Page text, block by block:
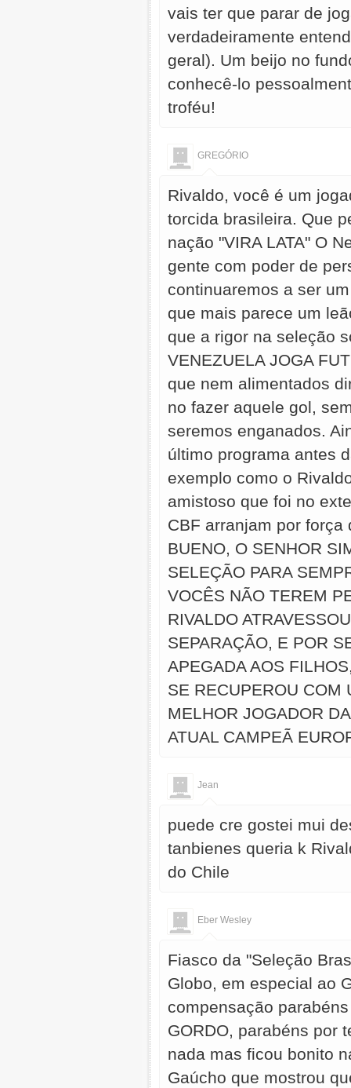
vais ter que parar de
verdadeiramente
geral). Um beijo no
conhecê-lo
troféu!
GREGÓRIO
Rivaldo, você é um
torcida brasileira. Que
nação "VIRA LATA" O
gente com poder de
continuaremos a ser
que mais parece um
que a rigor na seleção
VENEZUELA JOGA
que nem alimentados
no fazer aquele gol,
seremos enganados.
último programa antes
exemplo como o
amistoso que foi no
CBF arranjam por força
BUENO, O SENHOR
SELEÇÃO PARA
VOCÊS NÃO TEREM
RIVALDO
SEPARAÇÃO, E POR
APEGADA AOS
SE RECUPEROU COM
MELHOR JOGADOR
ATUAL CAMPEÃ
Jean
puede cre gostei mui
tanbienes queria k
do Chile
Eber Wesley
Fiasco da "Seleção
Globo, em especial ao
compensação
GORDO, parabéns por
nada mas ficou bonito
Gaúcho que mostrou